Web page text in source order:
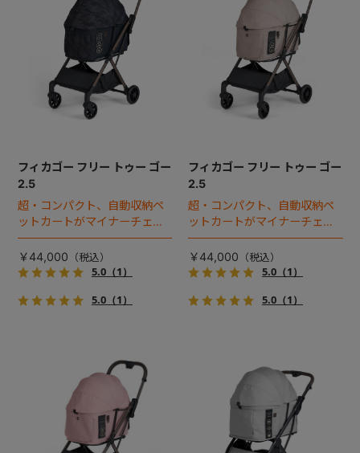
フィカゴー フリー トゥー ゴー
2.5
超・コンパクト、自動収納ペ
ットカートがマイナーチェン
ジ！
￥44,000
5.0（1）
5.0（1）
フィカゴー フリー トゥー ゴー
2.5
超・コンパクト、自動収納ペ
ットカートがマイナーチェン
ジ！
￥44,000
5.0（1）
5.0（1）